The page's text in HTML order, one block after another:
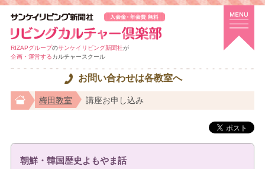
RIZAPグループのサンケイリビング新聞社が
企画・運営するカルチャースクール
お問い合わせは各教室へ
梅田教室 講座お申し込み
朝鮮・韓国歴史よもやま話